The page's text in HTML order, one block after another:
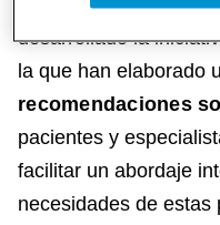
disciplinas, y con la
desarrollado la
la que han elaborado
recomendaciones
pacientes y
facilitar un abordaje
necesidades de estas